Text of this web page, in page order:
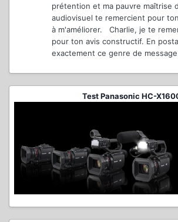
prétention et ma pauvre maîtrise
audiovisuel te remercient pour
à m'améliorer. Charlie, je te
pour ton avis constructif. En
exactement ce genre de
Test Panasonic HC-